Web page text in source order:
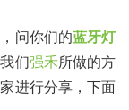
问你们的蓝牙灯
们强禾所做的方
进行分享，下面